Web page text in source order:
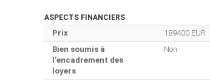
ASPECTS FINANCIERS
Prix
189400 EUR
Bien soumis à
l'encadrement des
loyers
Non